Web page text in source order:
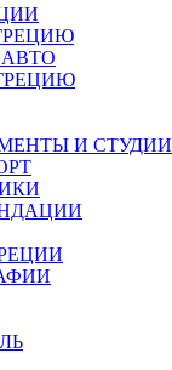
И СТУДИИ